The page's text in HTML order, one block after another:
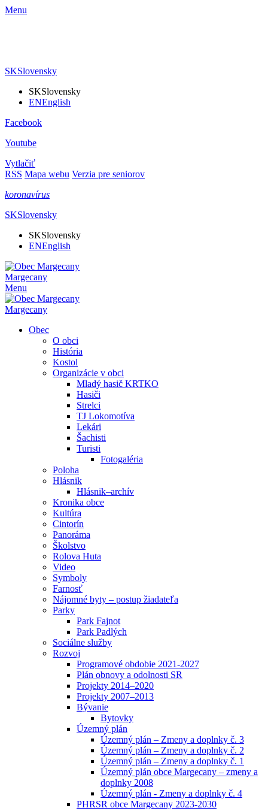
Menu
SKSlovensky
SKSlovensky
ENEnglish
Facebook
Youtube
Vytlačiť
RSS Mapa webu Verzia pre seniorov
koronavírus
SKSlovensky
SKSlovensky
ENEnglish
Margecany
Menu
Margecany
Obec
O obci
História
Kostol
Organizácie v obci
Mladý hasič KRTKO
Hasiči
Strelci
TJ Lokomotíva
Lekári
Šachisti
Turisti
Fotogaléria
Poloha
Hlásnik
Hlásnik–archív
Kronika obce
Kultúra
Cintorín
Panoráma
Školstvo
Rolova Huta
Video
Symboly
Farnosť
Nájomné byty – postup žiadateľa
Parky
Park Fajnot
Park Padlých
Sociálne služby
Rozvoj
Programové obdobie 2021-2027
Plán obnovy a odolnosti SR
Projekty 2014–2020
Projekty 2007–2013
Bývanie
Bytovky
Územný plán
Územný plán – Zmeny a doplnky č. 3
Územný plán – Zmeny a doplnky č. 2
Územný plán – Zmeny a doplnky č. 1
Územný plán obce Margecany – zmeny a
doplnky 2008
Územný plán - Zmeny a doplnky č. 4
PHRSR obce Margecany 2023-2030